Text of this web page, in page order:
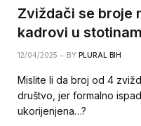
Zviždači se broje
kadrovi u
12/04/2025 BY PLURAL BIH
Mislite li da broj od 4
društvo, jer formalno
ukorijenjena…?